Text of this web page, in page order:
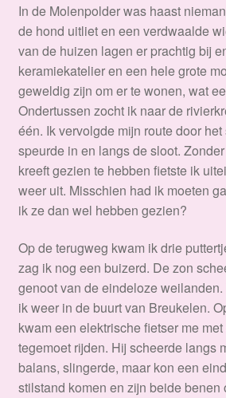
In de Molenpolder was haast
de hond uitliet en een verdwaalde
van de huizen lagen er prachtig bij
keramiekatelier en een hele grote
geweldig zijn om er te wonen, wat
Ondertussen zocht ik naar de
één. Ik vervolgde mijn route door
speurde in en langs de sloot.
kreeft gezien te hebben fietste ik
weer uit. Misschien had ik moeten
ik ze dan wel hebben gezien?
Op de terugweg kwam ik drie
zag ik nog een buizerd. De zon
genoot van de eindeloze
ik weer in de buurt van Breukelen.
kwam een elektrische fietser me
tegemoet rijden. Hij scheerde langs
balans, slingerde, maar kon een
stilstand komen en zijn beide benen